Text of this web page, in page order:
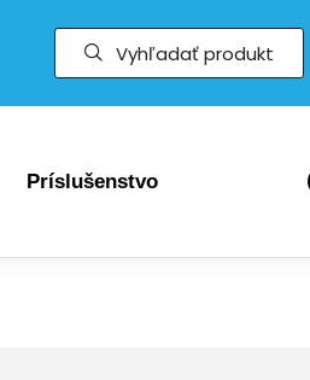
Vyhľadať produkt
Príslušenstvo